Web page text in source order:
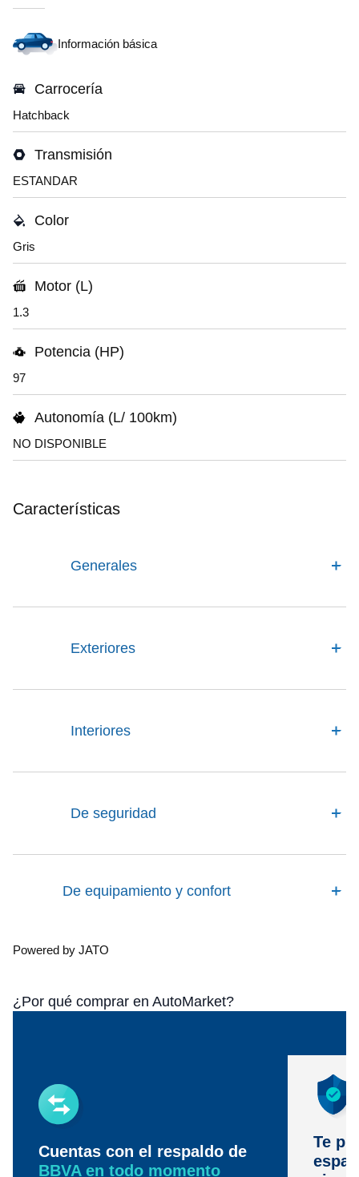
Información básica
Carrocería
Hatchback
Transmisión
ESTANDAR
Color
Gris
Motor (L)
1.3
Potencia (HP)
97
Autonomía (L/ 100km)
NO DISPONIBLE
Características
Generales
Exteriores
Interiores
De seguridad
De equipamiento y confort
Powered by JATO
¿Por qué comprar en AutoMarket?
Cuentas con el respaldo de
BBVA en todo momento
Te